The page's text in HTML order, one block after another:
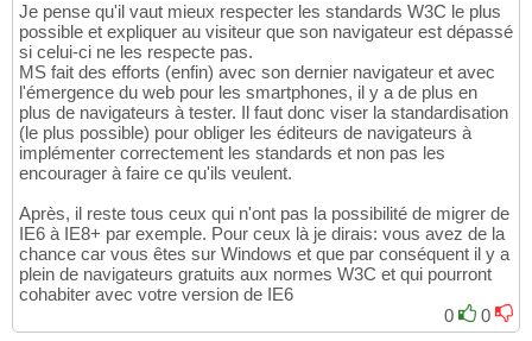
Je pense qu'il vaut mieux respecter les standards W3C le plus
possible et expliquer au visiteur que son navigateur est dépassé
si celui-ci ne les respecte pas.
MS fait des efforts (enfin) avec son dernier navigateur et avec
l'émergence du web pour les smartphones, il y a de plus en
plus de navigateurs à tester. Il faut donc viser la standardisation
(le plus possible) pour obliger les éditeurs de navigateurs à
implémenter correctement les standards et non pas les
encourager à faire ce qu'ils veulent.
Après, il reste tous ceux qui n'ont pas la possibilité de migrer de
IE6 à IE8+ par exemple. Pour ceux là je dirais: vous avez de la
chance car vous êtes sur Windows et que par conséquent il y a
plein de navigateurs gratuits aux normes W3C et qui pourront
cohabiter avec votre version de IE6
0
0